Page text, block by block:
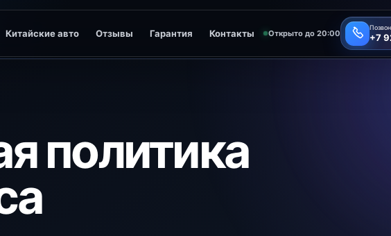
Китайские авто Отзывы Гарантия Контакты Открыто до 20:00 +7
политика